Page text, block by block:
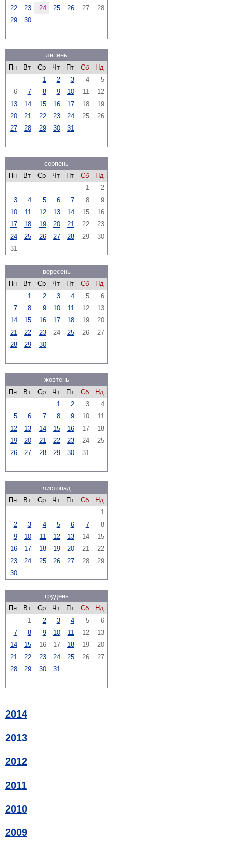
22
23 24 25 26 27
28
29
30
липень
Пн
Вт Ср Чт Пт Сб
Нд
1
2 3 4
5
6
7 8 9 10 11
12
13
14 15 16 17 18
19
20
21 22 23 24 25
26
27
28 29 30 31
серпень
Пн
Вт Ср Чт Пт Сб
Нд
1
2
3
4 5 6 7 8
9
10
11 12 13 14 15
16
17
18 19 20 21 22
23
24
25 26 27 28 29
30
31
вересень
Пн
Вт Ср Чт Пт Сб
Нд
1
2 3 4 5
6
7
8 9 10 11 12
13
14
15 16 17 18 19
20
21
22 23 24 25 26
27
28
29 30
жовтень
Пн
Вт Ср Чт Пт Сб
Нд
1
2 3
4
5
6 7 8 9 10
11
12
13 14 15 16 17
18
19
20 21 22 23 24
25
26
27 28 29 30 31
листопад
Пн
Вт Ср Чт Пт Сб
Нд
1
2
3 4 5 6 7
8
9
10 11 12 13 14
15
16
17 18 19 20 21
22
23
24 25 26 27 28
29
30
грудень
Пн
Вт Ср Чт Пт Сб
Нд
1
2 3 4 5
6
7
8 9 10 11 12
13
14
15 16 17 18 19
20
21
22 23 24 25 26
27
28
29 30 31
2014
2013
2012
2011
2010
2009